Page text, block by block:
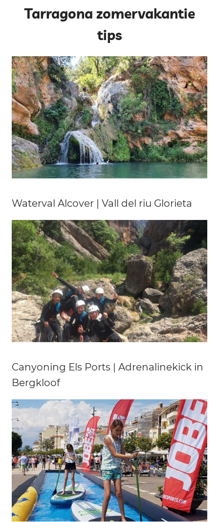
Tarragona zomervakantie
tips
Waterval Alcover | Vall del riu Glorieta
Canyoning Els Ports | Adrenalinekick in
Bergkloof